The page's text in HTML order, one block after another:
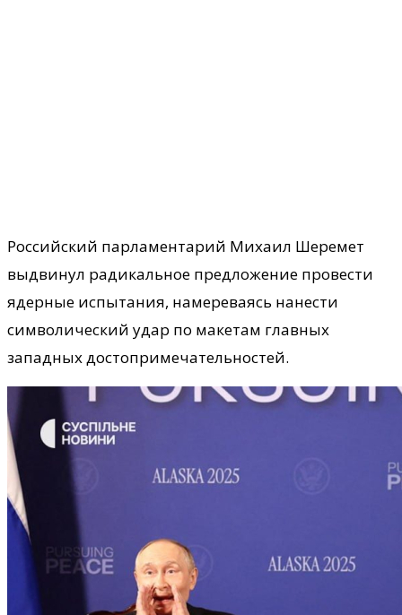
Российский парламентарий Михаил Шеремет
выдвинул радикальное предложение провести
ядерные испытания, намереваясь нанести
символический удар по макетам главных
западных достопримечательностей.